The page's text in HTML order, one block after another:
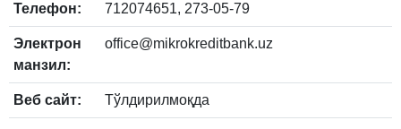
Телефон: 712074651, 273-05-79
Электрон
манзил:
office@mikrokreditbank.uz
Веб сайт: Тўлдирилмоқда